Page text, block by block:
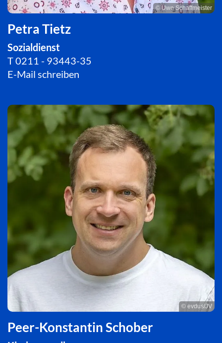
© Uwe Schaffmeister
Petra Tietz
Sozialdienst
T0211 - 93443-35
E-Mail schreiben
© evdus/JV
Peer-Konstantin Schober